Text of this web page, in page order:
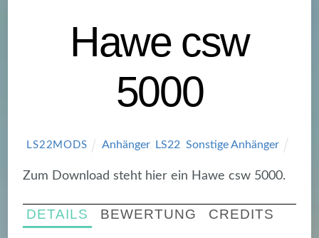
Hawe csw
5000
LS22MODS Anhänger, LS22 Sonstige Anhänger
Zum Download steht hier ein Hawe csw 5000.
DETAILS BEWERTUNG CREDITS